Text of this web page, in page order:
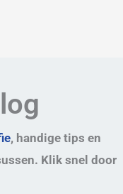
, handige tips en
Klik snel door